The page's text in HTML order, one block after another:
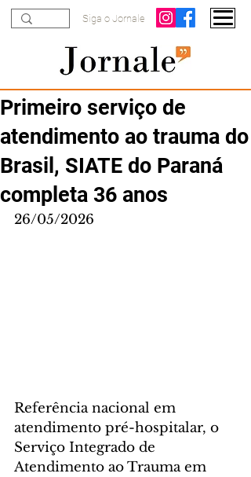
Siga o Jornale
Primeiro serviço de
atendimento ao trauma do
Brasil, SIATE do Paraná
completa 36 anos
26/05/2026
Referência nacional em
atendimento pré-hospitalar, o
Serviço Integrado de
Atendimento ao Trauma em